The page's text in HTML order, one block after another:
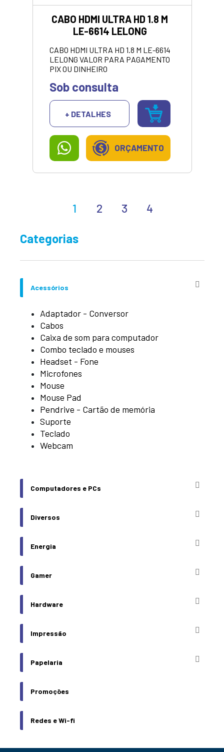
Categorias
Acessórios
Adaptador - Conversor
Cabos
Caixa de som para computador
Combo teclado e mouses
Headset - Fone
Microfones
Mouse
Mouse Pad
Pendrive - Cartão de memória
Suporte
Teclado
Webcam
Computadores e PCs
Diversos
Energia
Gamer
Hardware
Impressão
Papelaria
Promoções
Redes e Wi-fi
CABO HDMI ULTRA HD 1.8 M
LE-6614 LELONG
CABO HDMI ULTRA HD 1.8 M LE-6614
LELONG VALOR PARA PAGAMENTO
PIX OU DINHEIRO
Sob consulta
+ DETALHES
ORÇAMENTO
1 2 3 4